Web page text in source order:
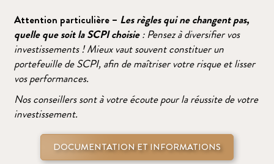
Attention particulière – Les règles qui ne changent pas,
quelle que soit la SCPI choisie: Pensez à diversifier vos
investissements ! Mieux vaut souvent constituer un
portefeuille de SCPI, afin de maîtriser votre risque et lisser
vos performances.
Nos conseillers sont à votre écoute pour la réussite de votre
investissement.
DOCUMENTATION ET INFORMATIONS